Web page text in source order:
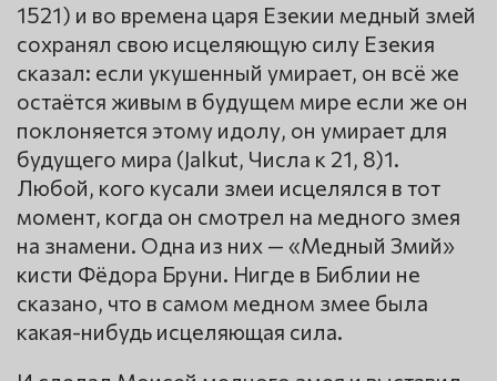
1521) и во времена царя Езекии медный змей
сохранял свою исцеляющую силу Езекия
сказал: если укушенный умирает, он всё же
остаётся живым в будущем мире если же он
поклоняется этому идолу, он умирает для
будущего мира (Jalkut, Числа к 21, 8)1.
Любой, кого кусали змеи исцелялся в тот
момент, когда он смотрел на медного змея
на знамени. Одна из них — «Медный Змий»
кисти Фёдора Бруни. Нигде в Библии не
сказано, что в самом медном змее была
какая-нибудь исцеляющая сила.